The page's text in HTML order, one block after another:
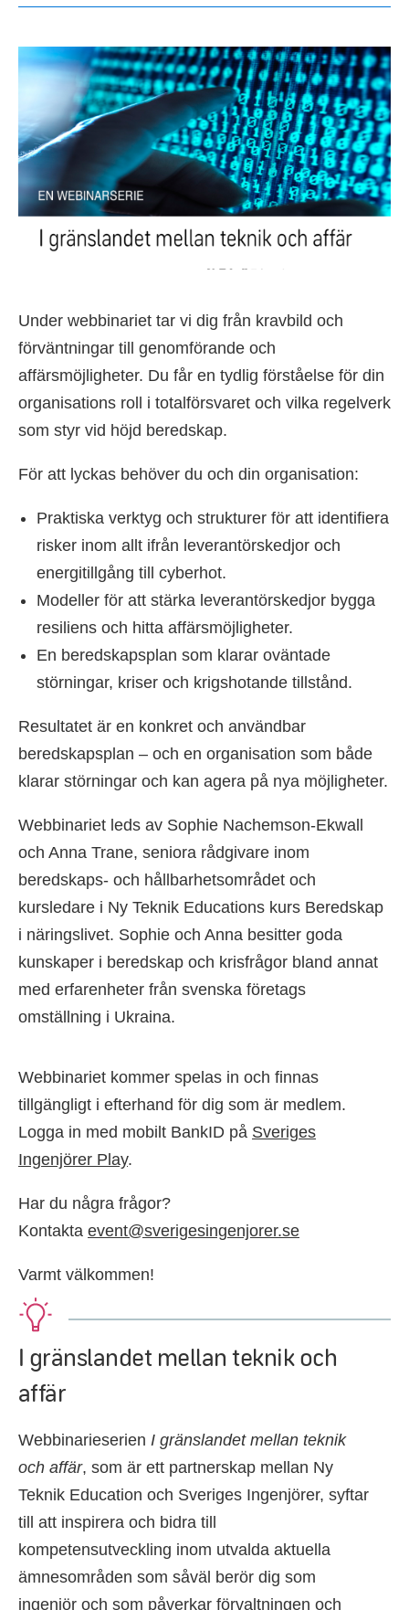
Under webbinariet tar vi dig från kravbild och
förväntningar till genomförande och
affärsmöjligheter. Du får en tydlig förståelse för din
organisations roll i totalförsvaret och vilka regelverk
som styr vid höjd beredskap.
För att lyckas behöver du och din organisation:
Praktiska verktyg och strukturer för att identifiera
risker inom allt ifrån leverantörskedjor och
energitillgång till cyberhot.
Modeller för att stärka leverantörskedjor bygga
resiliens och hitta affärsmöjligheter.
En beredskapsplan som klarar oväntade
störningar, kriser och krigshotande tillstånd.
Resultatet är en konkret och användbar
beredskapsplan – och en organisation som både
klarar störningar och kan agera på nya möjligheter.
Webbinariet leds av Sophie Nachemson-Ekwall
och Anna Trane, seniora rådgivare inom
beredskaps- och hållbarhetsområdet och
kursledare i Ny Teknik Educations kurs Beredskap
i näringslivet. Sophie och Anna besitter goda
kunskaper i beredskap och krisfrågor bland annat
med erfarenheter från svenska företags
omställning i Ukraina.
Webbinariet kommer spelas in och finnas
tillgängligt i efterhand för dig som är medlem.
Logga in med mobilt BankID på Sveriges
Ingenjörer Play.
Har du några frågor?
Kontakta event@sverigesingenjorer.se
Varmt välkommen!
I gränslandet mellan teknik och
affär
Webbinarieserien I gränslandet mellan teknik
och affär, som är ett partnerskap mellan Ny
Teknik Education och Sveriges Ingenjörer, syftar
till att inspirera och bidra till
kompetensutveckling inom utvalda aktuella
ämnesområden som såväl berör dig som
ingenjör och som påverkar förvaltningen och